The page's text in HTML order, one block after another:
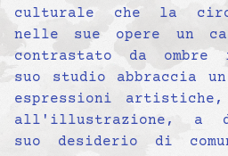
culturale che la
nelle sue opere un
contrastato da
suo studio abbraccia
espressioni
all'illustrazione, a
suo desiderio di